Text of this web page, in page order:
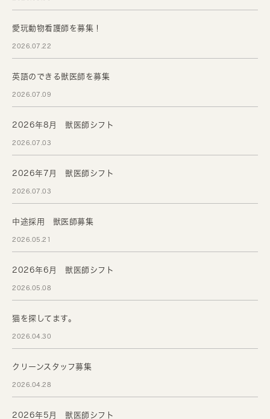
愛玩動物看護師を募集！
2026.07.22
英語のできる獣医師を募集
2026.07.09
2026年8月 獣医師シフト
2026.07.03
2026年7月 獣医師シフト
2026.07.03
中途採用 獣医師募集
2026.05.21
2026年6月 獣医師シフト
2026.05.08
猫を探してます。
2026.04.30
クリーンスタッフ募集
2026.04.28
2026年5月 獣医師シフト